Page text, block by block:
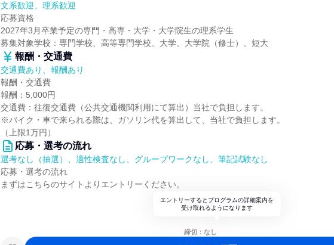
文系歓迎、理系歓迎
応募資格
2027年3月卒業予定の専門・高専・大学・大学院生の理系学生
募集対象学校：専門学校、高等専門学校、大学、大学院（修士）、短大
報酬・交通費
交通費あり、報酬あり
報酬・交通費
報酬：5,000円
交通費：往復交通費（公共交通機関利用にて算出）当社で負担します。
※バイク・車で来られる際は、ガソリン代を算出して、当社で負担します。
（上限1万円）
応募・選考の流れ
選考なし（抽選）、適性検査なし、グループワークなし、筆記試験なし
応募・選考の流れ
まずはこちらのサイトよりエントリーください。
エントリーするとプログラムの詳細案内を
受け取れるようになります
締切：なし